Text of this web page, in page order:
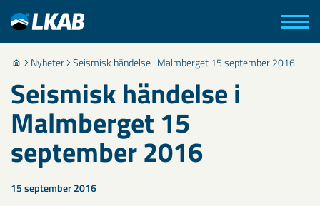
Nyheter Seismisk händelse i Malmberget 15 september 2016
Seismisk händelse i
Malmberget 15
september 2016
15 september 2016